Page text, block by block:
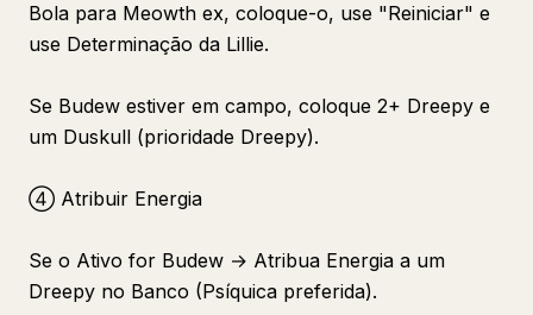
Bola para Meowth ex, coloque-o, use "Reiniciar" e
use Determinação da Lillie.
Se Budew estiver em campo, coloque 2+ Dreepy e
um Duskull (prioridade Dreepy).
④ Atribuir Energia
Se o Ativo for Budew → Atribua Energia a um
Dreepy no Banco (Psíquica preferida).